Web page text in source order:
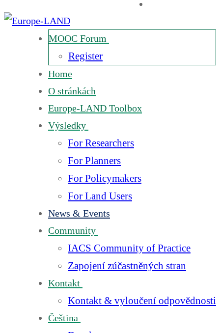
MOOC Forum
Register
Home
O stránkách
Europe-LAND Toolbox
Výsledky
For Researchers
For Planners
For Policymakers
For Land Users
News & Events
Community
IACS Community of Practice
Zapojení zúčastněných stran
Kontakt
Kontakt & vyloučení odpovědnosti
Čeština